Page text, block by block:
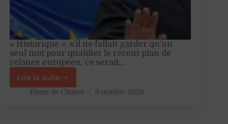
« Historique », s’il ne fallait garder qu’un
seul mot pour qualifier le récent plan de
relance européen, ce serait…
Lire la suite
Plan
de
Pierre de Chabot 9 octobre 2020